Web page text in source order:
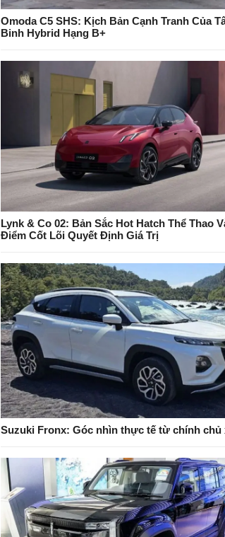
Omoda C5 SHS: Kịch Bản Cạnh Tranh Của
Binh Hybrid Hạng B+
Lynk & Co 02: Bản Sắc Hot Hatch Thể Thao
Điểm Cốt Lõi Quyết Định Giá Trị
Suzuki Fronx: Góc nhìn thực tế từ chính chủ